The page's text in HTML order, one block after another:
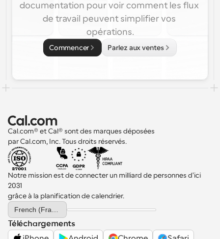
documentation pour voir comment les flux
de travail peuvent simplifier vos
opérations.
Commencer Parlez aux ventes
Cal.com® et Cal® sont des marques déposées
par Cal.com, Inc. Tous droits réservés.
Notre mission est de connecter un milliard de personnes d'ici
2031
grâce à la planification de calendrier.
Select Language
Téléchargements